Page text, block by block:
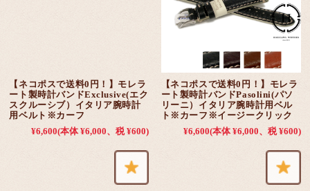
【ネコポスで送料0円！】モレラ
ート製時計バンドExclusive(エク
スクルーシブ）イタリア腕時計
用ベルト※カーフ
¥6,600(本体 ¥6,000、税 ¥600)
【ネコポスで送料0円！】モレラ
ート製時計バンドPasolini(パソ
リーニ）イタリア腕時計用ベル
ト※カーフ※イージークリック
¥6,600(本体 ¥6,000、税 ¥600)